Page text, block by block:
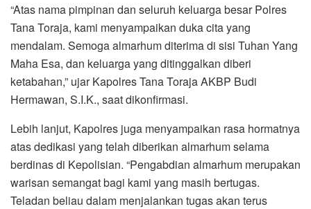
“Atas nama pimpinan dan seluruh keluarga besar Polres
Tana Toraja, kami menyampaikan duka cita yang
mendalam. Semoga almarhum diterima di sisi Tuhan Yang
Maha Esa, dan keluarga yang ditinggalkan diberi
ketabahan,” ujar Kapolres Tana Toraja AKBP Budi
Hermawan, S.I.K., saat dikonfirmasi.
Lebih lanjut, Kapolres juga menyampaikan rasa hormatnya
atas dedikasi yang telah diberikan almarhum selama
berdinas di Kepolisian. “Pengabdian almarhum merupakan
warisan semangat bagi kami yang masih bertugas.
Teladan beliau dalam menjalankan tugas akan terus